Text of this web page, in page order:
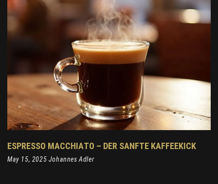
ESPRESSO MACCHIATO – DER SANFTE KAFFEEKICK
May 15, 2025 Johannes Adler